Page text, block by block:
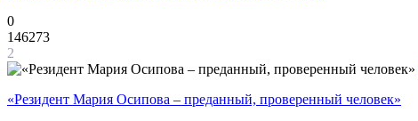
0
146273
2
«Резидент Мария Осипова – преданный, проверенный человек»